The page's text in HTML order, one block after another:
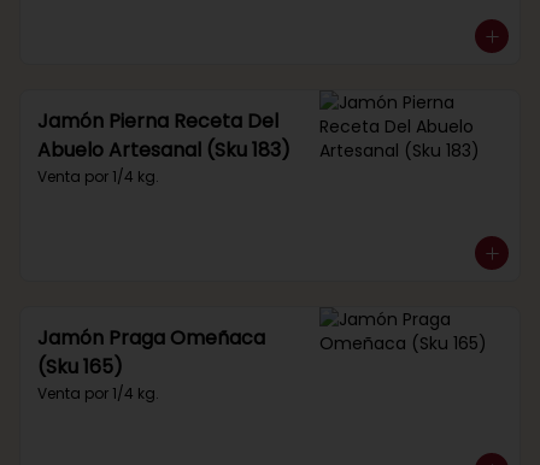
Jamón Pierna Receta Del
Abuelo Artesanal (Sku 183)
Venta por 1/4 kg.
Jamón Praga Omeñaca
(Sku 165)
Venta por 1/4 kg.